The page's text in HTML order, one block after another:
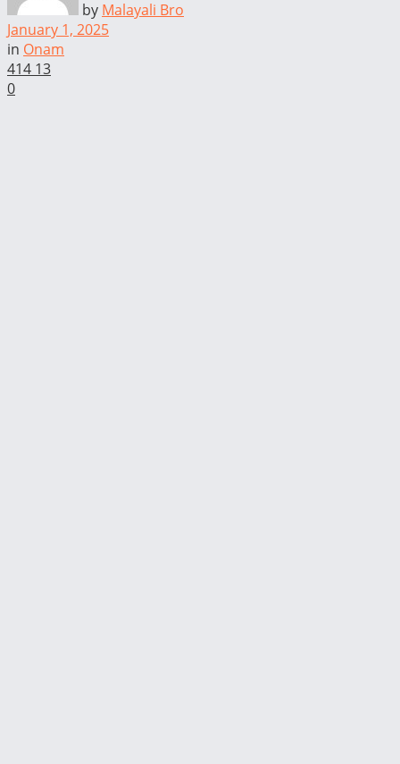
by Malayali Bro
January 1, 2025
in Onam
414 13
0